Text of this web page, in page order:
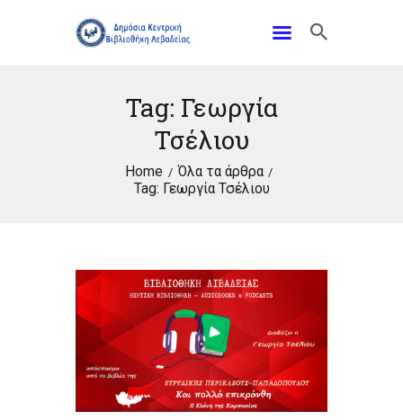
Tag: Γεωργία
Τσέλιου
Home
Όλα τα άρθρα
Tag: Γεωργία Τσέλιου